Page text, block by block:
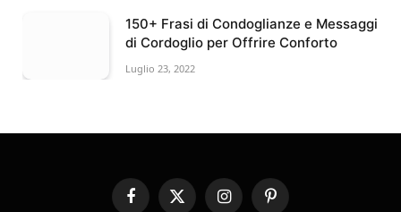
150+ Frasi di Condoglianze e Messaggi
di Cordoglio per Offrire Conforto
Luglio 23, 2022
Facebook
X
InstagramPinterest